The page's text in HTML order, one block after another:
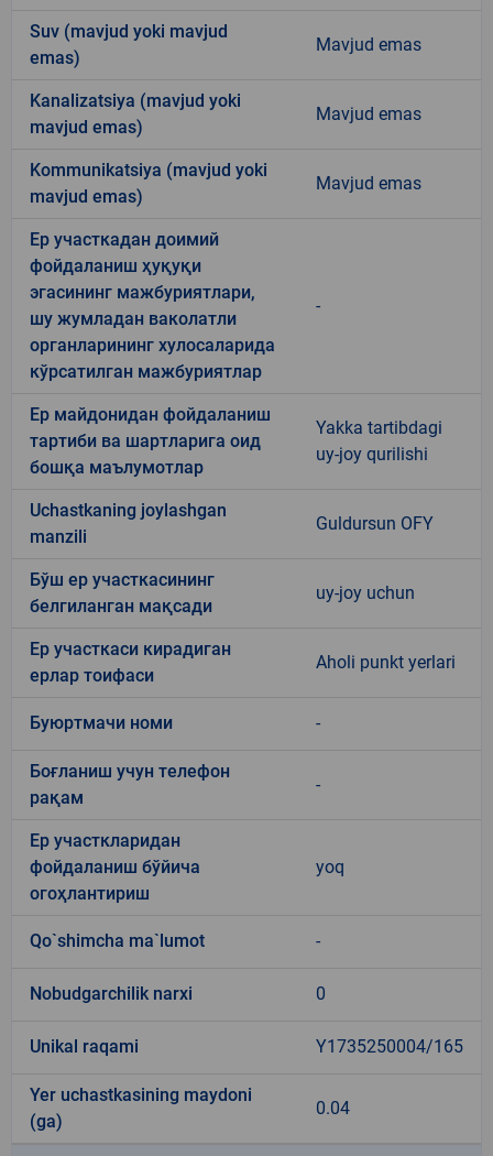
Suv (mavjud yoki mavjud
emas)
Mavjud emas
Kanalizatsiya (mavjud yoki
mavjud emas)
Mavjud emas
Kommunikatsiya (mavjud yoki
mavjud emas)
Mavjud emas
Ер участкадан доимий
фойдаланиш ҳуқуқи
эгасининг мажбуриятлари,
шу жумладан ваколатли
органларининг хулосаларида
кўрсатилган мажбуриятлар
-
Ер майдонидан фойдаланиш
тартиби ва шартларига оид
бошқа маълумотлар
Yakka tartibdagi
uy-joy qurilishi
Uchastkaning joylashgan
manzili
Guldursun OFY
Бўш ер участкасининг
белгиланган мақсади
uy-joy uchun
Ер участкаси кирадиган
ерлар тоифаси
Aholi punkt yerlari
Буюртмачи номи -
Боғланиш учун телефон
рақам
-
Ер участкларидан
фойдаланиш бўйича
огоҳлантириш
yoq
Qo`shimcha ma`lumot -
Nobudgarchilik narxi 0
Unikal raqami Y1735250004/165
Yer uchastkasining maydoni
(ga)
0.04